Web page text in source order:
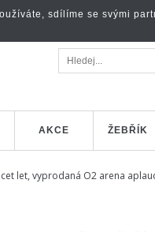
AKCE ŽEBŘÍK
let, vyprodaná O2 arena
sdílíme se svými